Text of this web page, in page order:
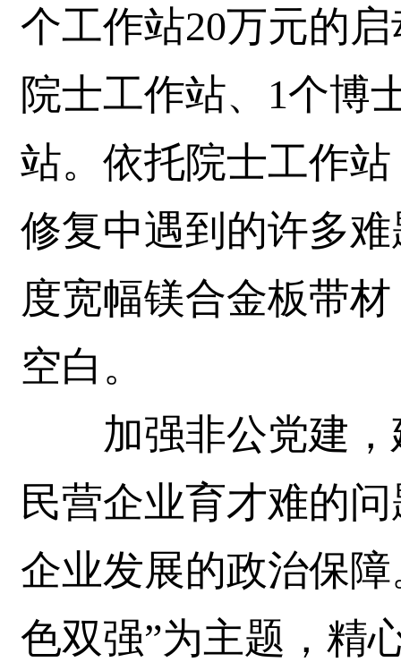
个工作站20万元的
院士工作站、1个博
站。依托院士工作
修复中遇到的许多
度宽幅镁合金板带
空白。
加强非公党建，
民营企业育才难的
企业发展的政治保
色双强”为主题，精